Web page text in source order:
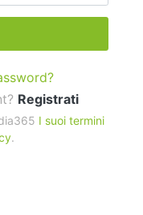
Registrati
I suoi termini
.